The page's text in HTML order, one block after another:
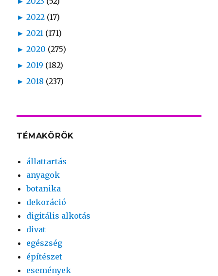
► 2022 (17)
► 2021 (171)
► 2020 (275)
► 2019 (182)
► 2018 (237)
TÉMAKÖRÖK
állattartás
anyagok
botanika
dekoráció
digitális alkotás
divat
egészség
építészet
események